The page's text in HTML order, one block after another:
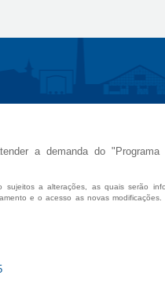
a demanda do
sujeitos a alterações, as quais serão
e o acesso as novas